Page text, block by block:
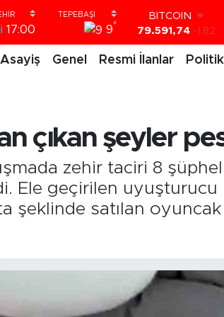
17:00 9°
DOLAR
45,43620 0.02
EURO
53,38690 0.19
BİST100
14.598,00
Asayiş Genel Resmi İlanlar
çıkan şeyler
zehir taciri 8
Ele geçirilen uyuşturucu
şeklinde satılan